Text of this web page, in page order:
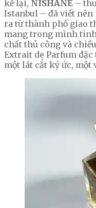
kể lại, NISHANE –
Istanbul – đã viết
ra từ thành phố giao
mang trong mình
chất thủ công và
Extrait de Parfum
một lát cắt ký ức,